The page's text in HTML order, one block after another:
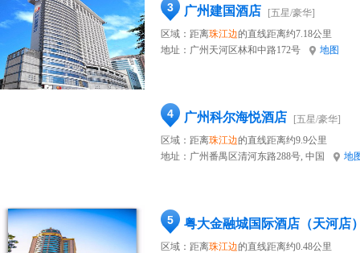
3 广州建国酒店
[五星/豪华]
区域：距离珠江边的直线距离约7.18公里
地址： 广州天河区林和中路172号 地图
4 广州科尔海悦酒店
[五星/豪华]
区域：距离珠江边的直线距离约9.9公里
地址： 广州番禺区清河东路288号, 中国 地
5 粤大金融城国际酒店（天河店
区域：距离珠江边的直线距离约0.48公里